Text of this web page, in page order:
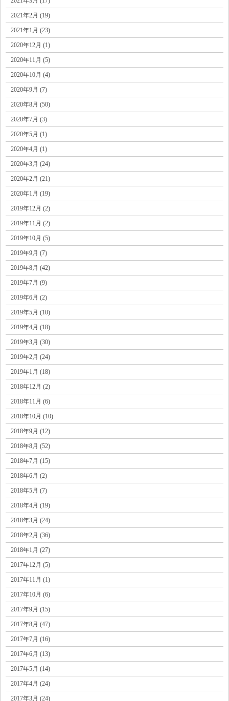
2021年2月 (19)
2021年1月 (23)
2020年12月 (1)
2020年11月 (5)
2020年10月 (4)
2020年9月 (7)
2020年8月 (50)
2020年7月 (3)
2020年5月 (1)
2020年4月 (1)
2020年3月 (24)
2020年2月 (21)
2020年1月 (19)
2019年12月 (2)
2019年11月 (2)
2019年10月 (5)
2019年9月 (7)
2019年8月 (42)
2019年7月 (9)
2019年6月 (2)
2019年5月 (10)
2019年4月 (18)
2019年3月 (30)
2019年2月 (24)
2019年1月 (18)
2018年12月 (2)
2018年11月 (6)
2018年10月 (10)
2018年9月 (12)
2018年8月 (52)
2018年7月 (15)
2018年6月 (2)
2018年5月 (7)
2018年4月 (19)
2018年3月 (24)
2018年2月 (36)
2018年1月 (27)
2017年12月 (5)
2017年11月 (1)
2017年10月 (6)
2017年9月 (15)
2017年8月 (47)
2017年7月 (16)
2017年6月 (13)
2017年5月 (14)
2017年4月 (24)
2017年3月 (24)